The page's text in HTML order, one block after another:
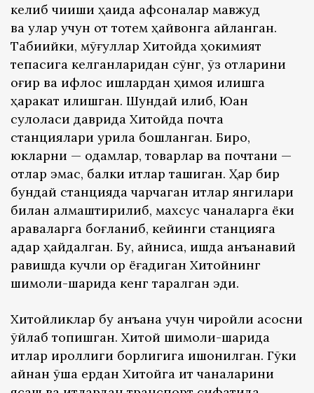
келиб чиқиши ҳақида афсоналар мавжуд
ва улар учун от тотем ҳайвонга айланган.
Табиийки, мўғуллар Хитойда ҳокимият
тепасига келганларидан сўнг, ўз отларини
оғир ва ифлос ишлардан ҳимоя қилишга
ҳаракат қилишган. Шундай қилиб, Юан
сулоласи даврида Хитойда почта
станциялари қурила бошланган. Бироқ,
юкларни — одамлар, товарлар ва почтани —
отлар эмас, балки итлар ташиган. Ҳар бир
бундай станцияда чарчаган итлар янгилари
билан алмаштирилиб, махсус чаналарга ёки
араваларга боғланиб, кейинги станцияга
қадар ҳайдалган. Бу, айниқса, қишда анъанавий
равишда кучли қор ёғадиган Хитойнинг
шимоли-шарқида кенг тарқалган эди.
Хитойликлар бу анъана учун чиройли асосни
ўйлаб топишган. Хитой шимоли-шарқида
итлар қироллиги борлигига ишонилган. Гўки
айнан ўша ердан Хитойга ит чаналарини